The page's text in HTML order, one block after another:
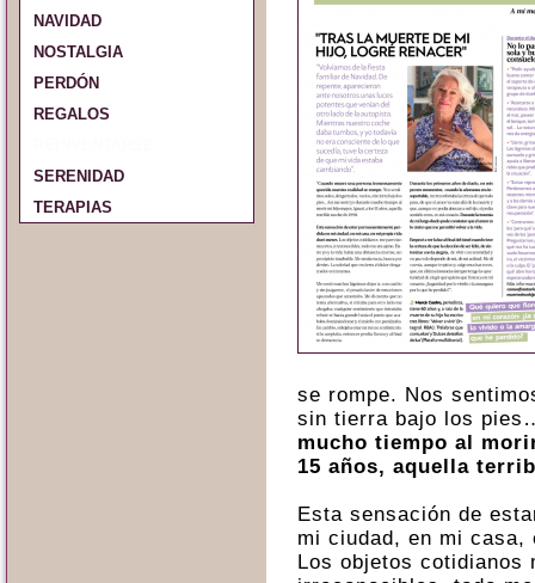
NAVIDAD
NOSTALGIA
PERDÓN
REGALOS
SERENIDAD
TERAPIAS
se rompe. Nos
sin tierra bajo los
mucho tiempo al
15 años, aquella
Esta sensación de
mi ciudad, en mi casa,
Los objetos cotidianos